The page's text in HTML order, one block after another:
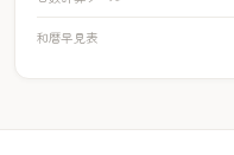
和暦早見表